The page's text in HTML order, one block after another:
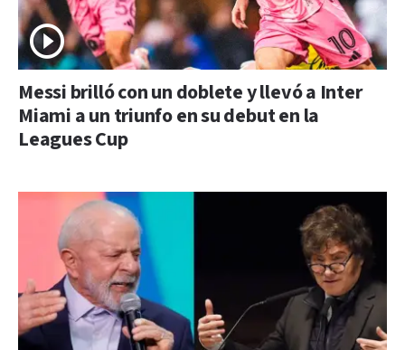
Messi brilló con un doblete y llevó a Inter
Miami a un triunfo en su debut en la
Leagues Cup